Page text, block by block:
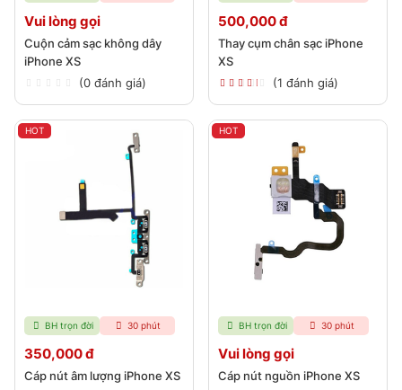
Vui lòng gọi
Cuộn cảm sạc không dây
iPhone XS
(0 đánh giá)
500,000 đ
Thay cụm chân sạc iPhone
XS
(1 đánh giá)
HOT
BH trọn đời 30 phút
350,000 đ
Cáp nút âm lượng iPhone XS
HOT
BH trọn đời 30 phút
Vui lòng gọi
Cáp nút nguồn iPhone XS